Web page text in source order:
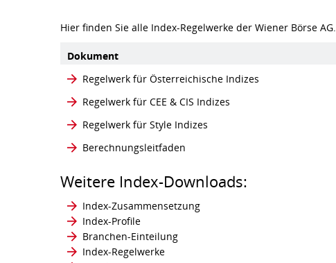
Hier finden Sie alle Index-Regelwerke der Wiener Börse AG.
Dokument
Regelwerk für Österreichische Indizes
Regelwerk für CEE & CIS Indizes
Regelwerk für Style Indizes
Berechnungsleitfaden
Weitere Index-Downloads:
Index-Zusammensetzung
Index-Profile
Branchen-Einteilung
Index-Regelwerke